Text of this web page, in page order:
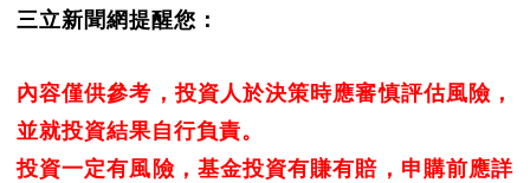
三立新聞網提醒您：
內容僅供參考，投資人於決策時應審慎評估風險，
並就投資結果自行負責。
投資一定有風險，基金投資有賺有賠，申購前應詳